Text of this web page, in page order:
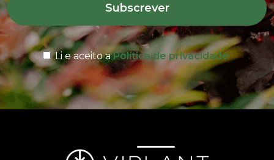
Subscrever
Li e aceito aPolítica de privacidade